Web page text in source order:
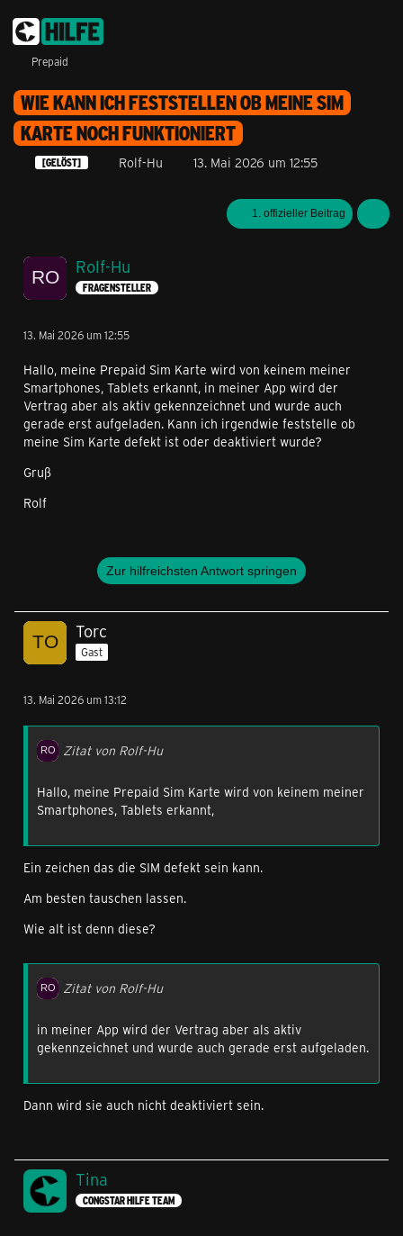
Prepaid
WIE KANN ICH FESTSTELLEN OB MEINE SIM
KARTE NOCH FUNKTIONIERT
[GELÖST] Rolf-Hu 13. Mai 2026 um 12:55
1. offizieller Beitrag
Rolf-Hu
FRAGENSTELLER
13. Mai 2026 um 12:55
Hallo, meine Prepaid Sim Karte wird von keinem meiner
Smartphones, Tablets erkannt, in meiner App wird der
Vertrag aber als aktiv gekennzeichnet und wurde auch
gerade erst aufgeladen. Kann ich irgendwie feststelle ob
meine Sim Karte defekt ist oder deaktiviert wurde?
Gruß
Rolf
Zur hilfreichsten Antwort springen
Torc
Gast
13. Mai 2026 um 13:12
Zitat von Rolf-Hu
Hallo, meine Prepaid Sim Karte wird von keinem meiner
Smartphones, Tablets erkannt,
Ein zeichen das die SIM defekt sein kann.
Am besten tauschen lassen.
Wie alt ist denn diese?
Zitat von Rolf-Hu
in meiner App wird der Vertrag aber als aktiv
gekennzeichnet und wurde auch gerade erst aufgeladen.
Dann wird sie auch nicht deaktiviert sein.
Tina
CONGSTAR HILFE TEAM